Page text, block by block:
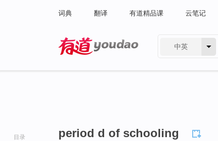
词典 翻译 有道精品课 云笔记
中英
目录 period d of schooling